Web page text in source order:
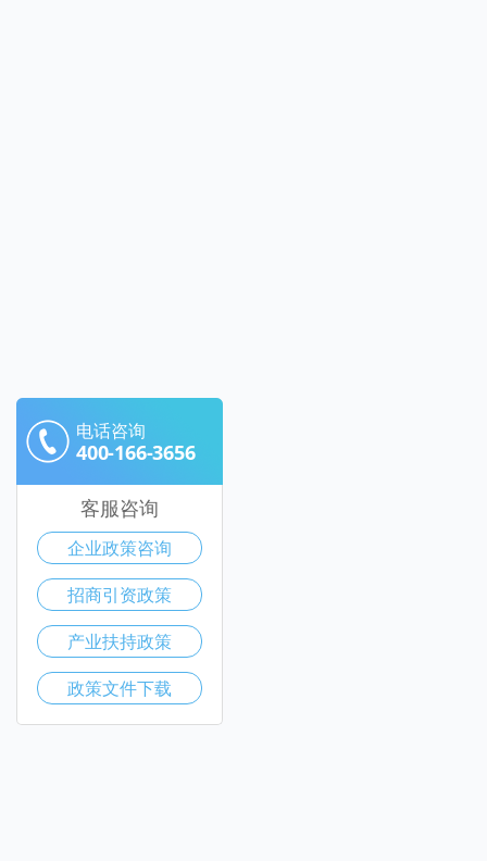
电话咨询
400-166-3656
客服咨询
企业政策咨询
招商引资政策
产业扶持政策
政策文件下载